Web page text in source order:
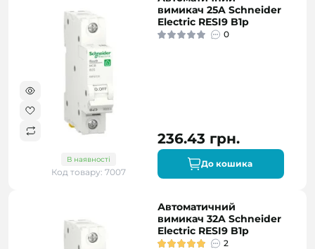
В наявності
Код товару: 7007
вимикач 25A Schneider
Electric RESI9 B1р
0
236.43 грн.
До кошика
Автоматичний
вимикач 32A Schneider
Electric RESI9 B1р
2